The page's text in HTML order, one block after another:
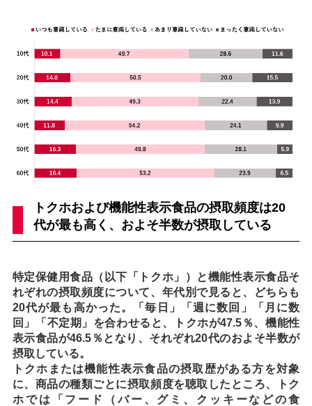
トクホおよび機能性表示食品の摂取頻度は20
代が最も高く、およそ半数が摂取している
特定保健用食品（以下「トクホ」）と機能性表示食品そ
れぞれの摂取頻度について、年代別で見ると、どちらも
20代が最も高かった。「毎日」「週に数回」「月に数
回」「不定期」を合わせると、トクホが47.5％、機能性
表示食品が46.5％となり、それぞれ20代のおよそ半数が
摂取している。
トクホまたは機能性表示食品の摂取歴がある方を対象
に、商品の種類ごとに摂取頻度を聴取したところ、トク
ホでは「フード（バー、グミ、クッキーなどの食